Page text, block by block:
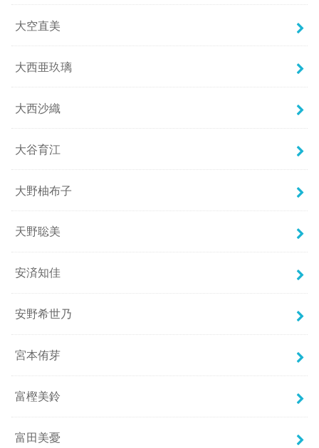
大空直美
大西亜玖璃
大西沙織
大谷育江
大野柚布子
天野聡美
安済知佳
安野希世乃
宮本侑芽
富樫美鈴
富田美憂